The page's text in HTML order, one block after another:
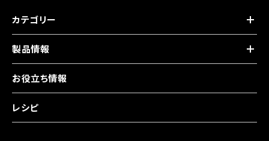
カテゴリー
製品情報
お役立ち情報
レシピ